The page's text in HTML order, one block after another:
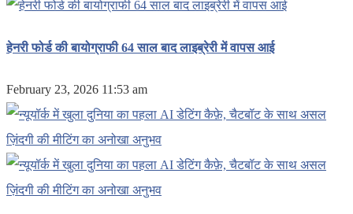
हेनरी फोर्ड की बायोग्राफी 64 साल बाद लाइब्रेरी में वापस आई
February 23, 2026 11:53 am